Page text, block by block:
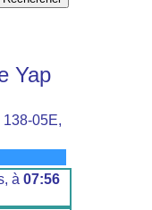
Yap
05E,
à 07:56